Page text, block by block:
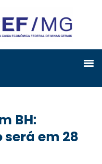
BH:
em 28